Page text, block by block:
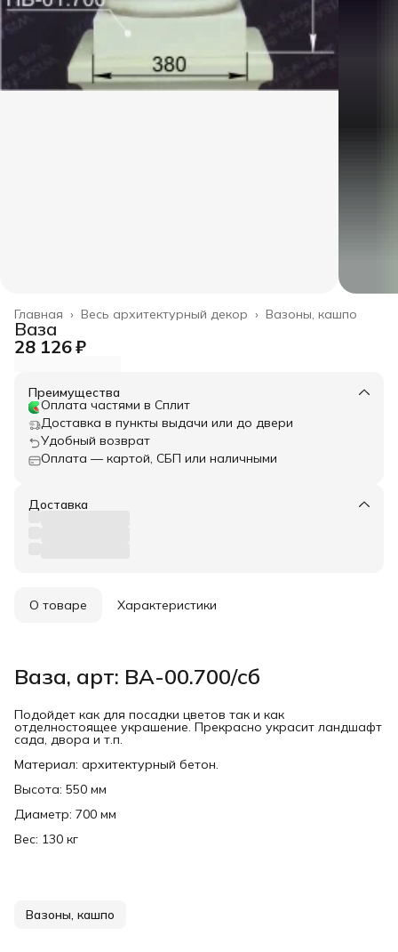
Вазоны, кашпо
Весь архитектурный декор ›
Главная ›
Ваза
28 126 ₽
Преимущества
Оплата частями в Сплит
Доставка в пункты выдачи или до двери
Удобный возврат
Оплата — картой, СБП или наличными
Доставка
О товаре Характеристики
Ваза, арт: ВА-00.700/сб
Подойдет как для посадки цветов так и как
отделностоящее украшение. Прекрасно украсит ландшафт
сада, двора и т.п.
Материал: архитектурный бетон.
Высота: 550 мм
Диаметр: 700 мм
Вес: 130 кг
Вазоны, кашпо